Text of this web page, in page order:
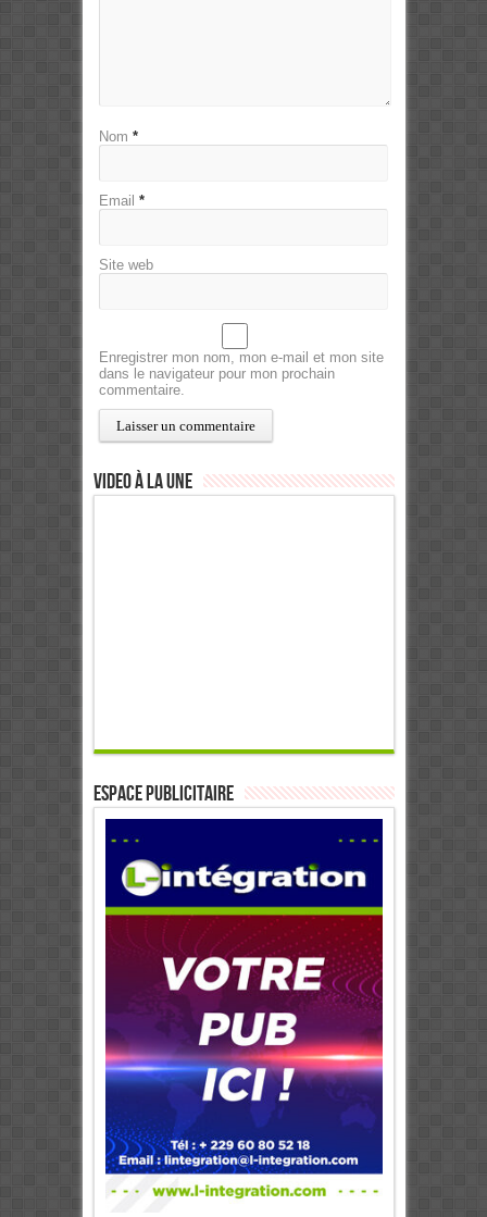
Nom *
Email *
Site web
Enregistrer mon nom, mon e-mail et mon site
dans le navigateur pour mon prochain
commentaire.
Video à la Une
ESPACE PUBLICITAIRE